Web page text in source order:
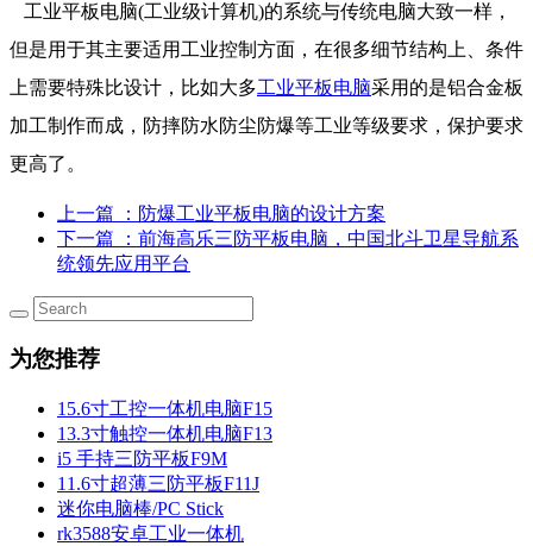
工业平板电脑(工业级计算机)的系统与传统电脑大致一样，
但是用于其主要适用工业控制方面，在很多细节结构上、条件
上需要特殊比设计，比如大多工业平板电脑采用的是铝合金板
加工制作而成，防摔防水防尘防爆等工业等级要求，保护要求
更高了。
上一篇
：防爆工业平板电脑的设计方案
下一篇
：前海高乐三防平板电脑，中国北斗卫星导航系
统领先应用平台
为您推荐
15.6寸工控一体机电脑F15
13.3寸触控一体机电脑F13
i5 手持三防平板F9M
11.6寸超薄三防平板F11J
迷你电脑棒/PC Stick
rk3588安卓工业一体机